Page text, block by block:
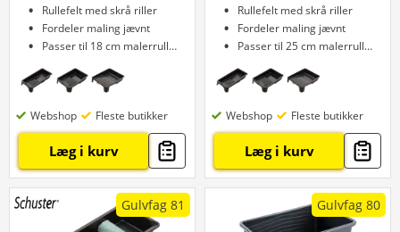
Rullefelt med skrå riller
Fordeler maling jævnt
Passer til 18 cm malerruller
Webshop Fleste butikker
Læg i kurv
Rullefelt med skrå riller
Fordeler maling jævnt
Passer til 25 cm malerruller
Webshop Fleste butikker
Læg i kurv
Gulvfag 81 Gulvfag 80